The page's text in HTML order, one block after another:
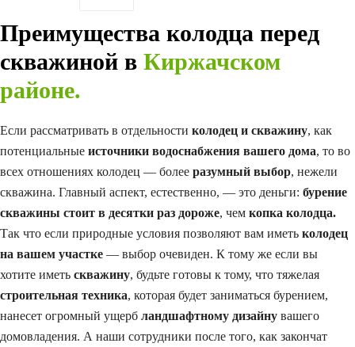
Преимущества колодца перед
скважиной в Киржачском
районе.
Если рассматривать в отдельности колодец и скважину, как
потенциальные источники водоснабжения вашего дома, то во
всех отношениях колодец — более разумный выбор, нежели
скважина. Главный аспект, естественно, — это деньги: бурение
скважины стоит в десятки раз дороже, чем копка колодца.
Так что если природные условия позволяют вам иметь колодец
на вашем участке — выбор очевиден. К тому же если вы
хотите иметь скважину, будьте готовы к тому, что тяжелая
строительная техника, которая будет заниматься бурением,
нанесет огромный ущерб ландшафтному дизайну вашего
домовладения. А наши сотрудники после того, как закончат